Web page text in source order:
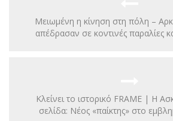
Μειωμένη η κίνηση στη πόλη –
απέδρασαν σε κοντινές παραλίες
Κλείνει το ιστορικό FRAME | Η
σελίδα: Νέος «παίκτης» στο